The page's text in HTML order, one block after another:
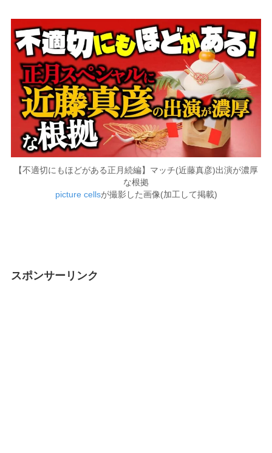
【不適切にもほどがある正月続編】マッチ(近藤真彦)出演が濃厚
な根拠
picture cellsが撮影した画像(加工して掲載)
スポンサーリンク